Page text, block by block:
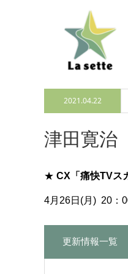
2021.04.22
津田寛
★ CX「痛快TVス
4月26日(月) 20：
更新情報一覧